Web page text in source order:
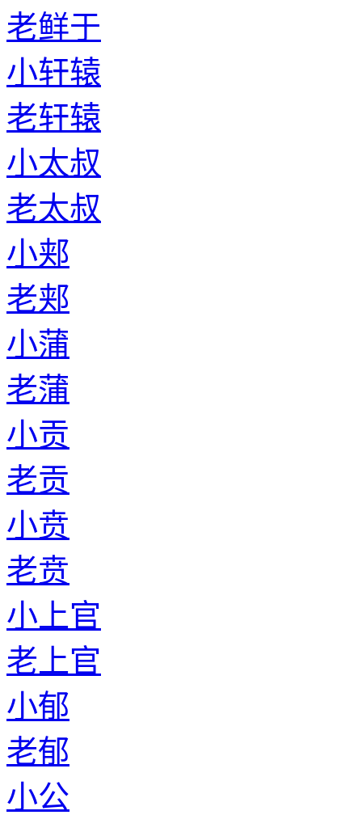
老鲜于
小轩辕
老轩辕
小太叔
老太叔
小郏
老郏
小蒲
老蒲
小贡
老贡
小贲
老贲
小上官
老上官
小郁
老郁
小公